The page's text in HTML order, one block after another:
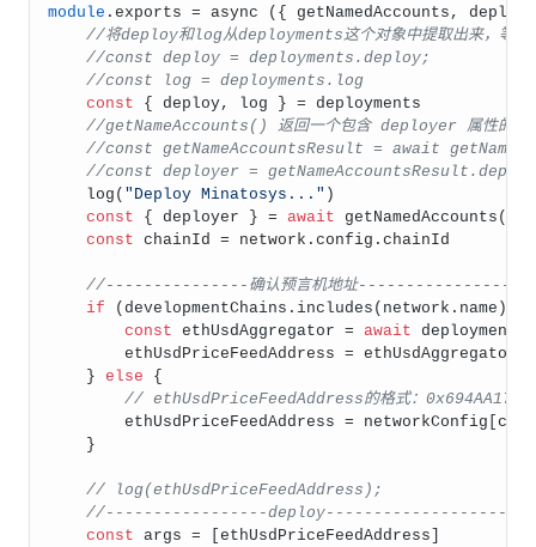
module .exports = async ({ getNamedAccounts,
//将deploy和log从deployments这个对象中提取出来，等同
//const deploy = deployments.deploy;
//const log = deployments.log
const { deploy, log } = deployments
//getNameAccounts() 返回一个包含 deployer 属性的对
//const getNameAccountsResult = await
//const deployer =
log ( "Deploy Minatosys..." )
const { deployer } = await getNamedAccounts ()
const chainId = network.config .chainId
//---------------确认预言机地址-----------------
if (developmentChains. includes (network. name )) {
const ethUsdAggregator = await deployments.
        ethUsdPriceFeedAddress = ethUsdAggregator.
    }
else {
// ethUsdPriceFeedAddress的格式：
ethUsdPriceFeedAddress =
    }
// log(ethUsdPriceFeedAddress);
//-----------------
const args = [ethUsdPriceFeedAddress]